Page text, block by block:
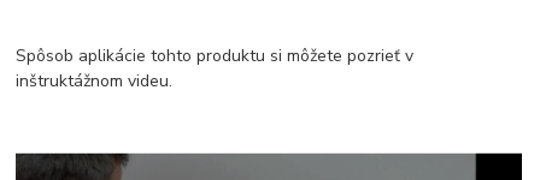
Spôsob aplikácie tohto produktu si môžete pozrieť v
inštruktážnom videu.